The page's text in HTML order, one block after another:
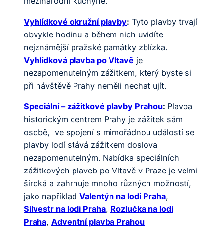
Vyhlídkové okružní plavby: Tyto plavby trvají
obvykle hodinu a během nich uvidíte
nejznámější pražské památky zblízka.
Vyhlídková plavba po Vltavě je
nezapomenutelným zážitkem, který byste si
při návštěvě Prahy neměli nechat ujít.
Speciální – zážitkové plavby Prahou: Plavba
historickým centrem Prahy je zážitek sám
osobě, ve spojení s mimořádnou událostí se
plavby lodí stává zážitkem doslova
nezapomenutelným. Nabídka speciálních
zážitkových plaveb po Vltavě v Praze je velmi
široká a zahrnuje mnoho různých možností,
jako například Valentýn na lodi Praha,
Silvestr na lodi Praha, Rozlučka na lodi
Praha, Adventní plavba Prahou